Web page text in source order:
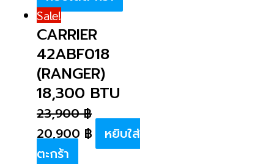
Sale!
CARRIER
42ABF018
(RANGER)
18,300 BTU
23,900฿
20,900 ฿
หยิบใส่
ตะกร้า